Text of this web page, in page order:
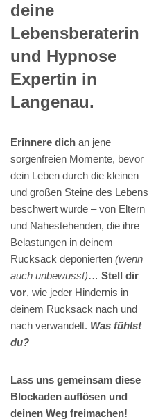
deine
Lebensberaterin
und Hypnose
Expertin in
Langenau.
Erinnere dich an jene
sorgenfreien Momente, bevor
dein Leben durch die kleinen
und großen Steine des Lebens
beschwert wurde – von Eltern
und Nahestehenden, die ihre
Belastungen in deinem
Rucksack deponierten (wenn
auch unbewusst)… Stell dir
vor, wie jeder Hindernis in
deinem Rucksack nach und
nach verwandelt. Was fühlst
du?
Lass uns gemeinsam diese
Blockaden auflösen und
deinen Weg freimachen!